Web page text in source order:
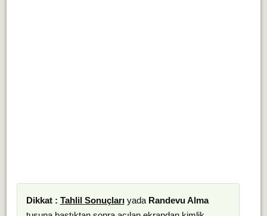
Dikkat : Tahlil Sonuçlarıyada Randevu Alma